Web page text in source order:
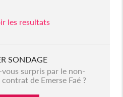
les resultats
SONDAGE
surpris par le non-
de Emerse Faé ?